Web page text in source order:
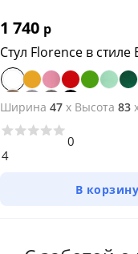
1 740 р
Стул Florence в стиле
Ширина 47 x Высота 83
4
0
В корзину